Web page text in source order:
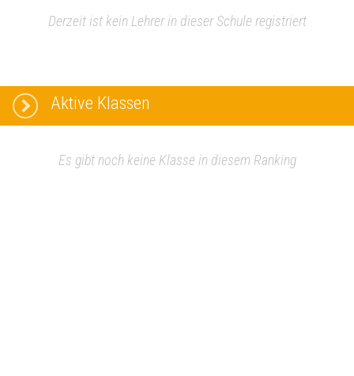
Derzeit ist kein Lehrer in dieser Schule registriert
Aktive Klassen
Es gibt noch keine Klasse in diesem Ranking